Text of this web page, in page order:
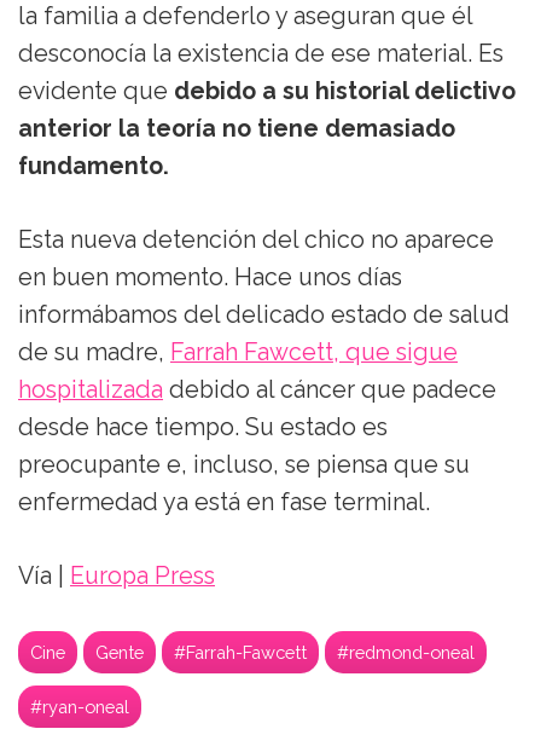
la familia a defenderlo y aseguran que él
desconocía la existencia de ese material. Es
evidente que debido a su historial delictivo
anterior la teoría no tiene demasiado
fundamento.
Esta nueva detención del chico no aparece
en buen momento. Hace unos días
informábamos del delicado estado de salud
de su madre, Farrah Fawcett, que sigue
hospitalizada debido al cáncer que padece
desde hace tiempo. Su estado es
preocupante e, incluso, se piensa que su
enfermedad ya está en fase terminal.
Vía | Europa Press
Cine Gente #Farrah-Fawcett #redmond-oneal
#ryan-oneal